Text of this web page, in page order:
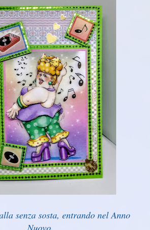
senza sosta, entrando nel Anno
Nuovo.